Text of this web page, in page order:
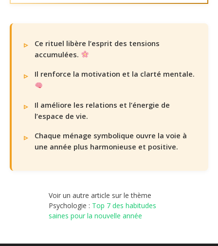
Ce rituel libère l’esprit des tensions
accumulées.
Il renforce la motivation et la clarté mentale.
Il améliore les relations et l’énergie de
l’espace de vie.
Chaque ménage symbolique ouvre la voie à
une année plus harmonieuse et positive.
Voir un autre article sur le thème
Psychologie : Top 7 des habitudes
saines pour la nouvelle année